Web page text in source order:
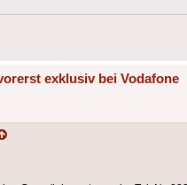
exklusiv bei Vodafone